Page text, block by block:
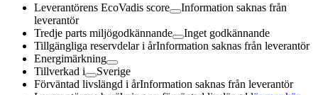
Leverantörens EcoVadis score
Information saknas från
leverantör
Tredje parts miljögodkännande
Inget godkännande
Tillgängliga reservdelar i årInformation saknas från leverantör
Energimärkning
Tillverkad i
Sverige
Förväntad livslängd i årInformation saknas från leverantör